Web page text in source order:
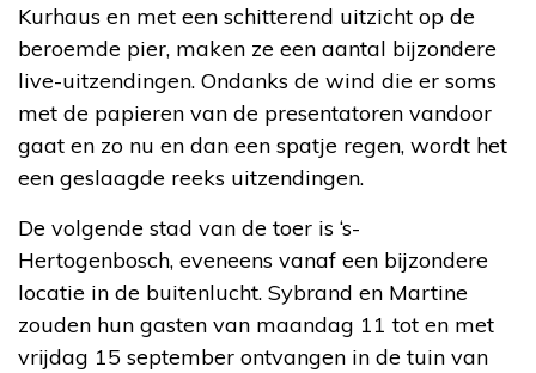
Kurhaus en met een schitterend uitzicht op de
beroemde pier, maken ze een aantal bijzondere
live-uitzendingen. Ondanks de wind die er soms
met de papieren van de presentatoren vandoor
gaat en zo nu en dan een spatje regen, wordt het
een geslaagde reeks uitzendingen.
De volgende stad van de toer is ‘s-
Hertogenbosch, eveneens vanaf een bijzondere
locatie in de buitenlucht. Sybrand en Martine
zouden hun gasten van maandag 11 tot en met
vrijdag 15 september ontvangen in de tuin van